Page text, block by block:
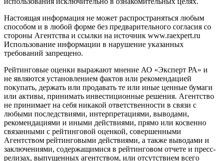
Настоящая информация не может распространяться любым
способом и в любой форме без предварительного согласия со
стороны Агентства и ссылки на источник www.raexpert.ru
Использование информации в нарушение указанных
требований запрещено.
Рейтинговые оценки выражают мнение АО «Эксперт РА» и
не являются установлением фактов или рекомендацией
покупать, держать или продавать те или иные ценные бумаги
или активы, принимать инвестиционные решения. Агентство
не принимает на себя никакой ответственности в связи с
любыми последствиями, интерпретациями, выводами,
рекомендациями и иными действиями, прямо или косвенно
связанными с рейтинговой оценкой, совершенными
Агентством рейтинговыми действиями, а также выводами и
заключениями, содержащимися в рейтинговом отчете и пресс-
релизах, выпущенных агентством, или отсутствием всего